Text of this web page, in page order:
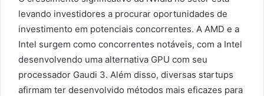
levando investidores a procurar oportunidades de
investimento em potenciais concorrentes. A AMD e a
Intel surgem como concorrentes notáveis, com a Intel
desenvolvendo uma alternativa GPU com seu
processador Gaudi 3. Além disso, diversas startups
afirmam ter desenvolvido métodos mais eficazes para